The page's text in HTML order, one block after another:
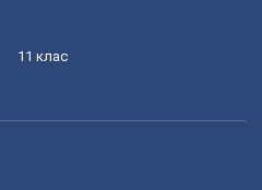
11 клас